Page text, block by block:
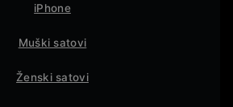
iPhone
Muški satovi
Ženski satovi